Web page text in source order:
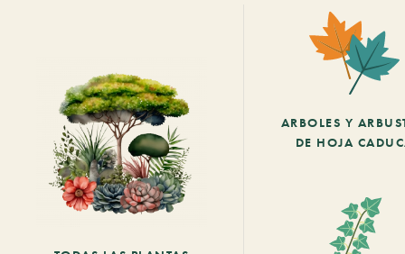
ARBOLES Y
DE HOJA